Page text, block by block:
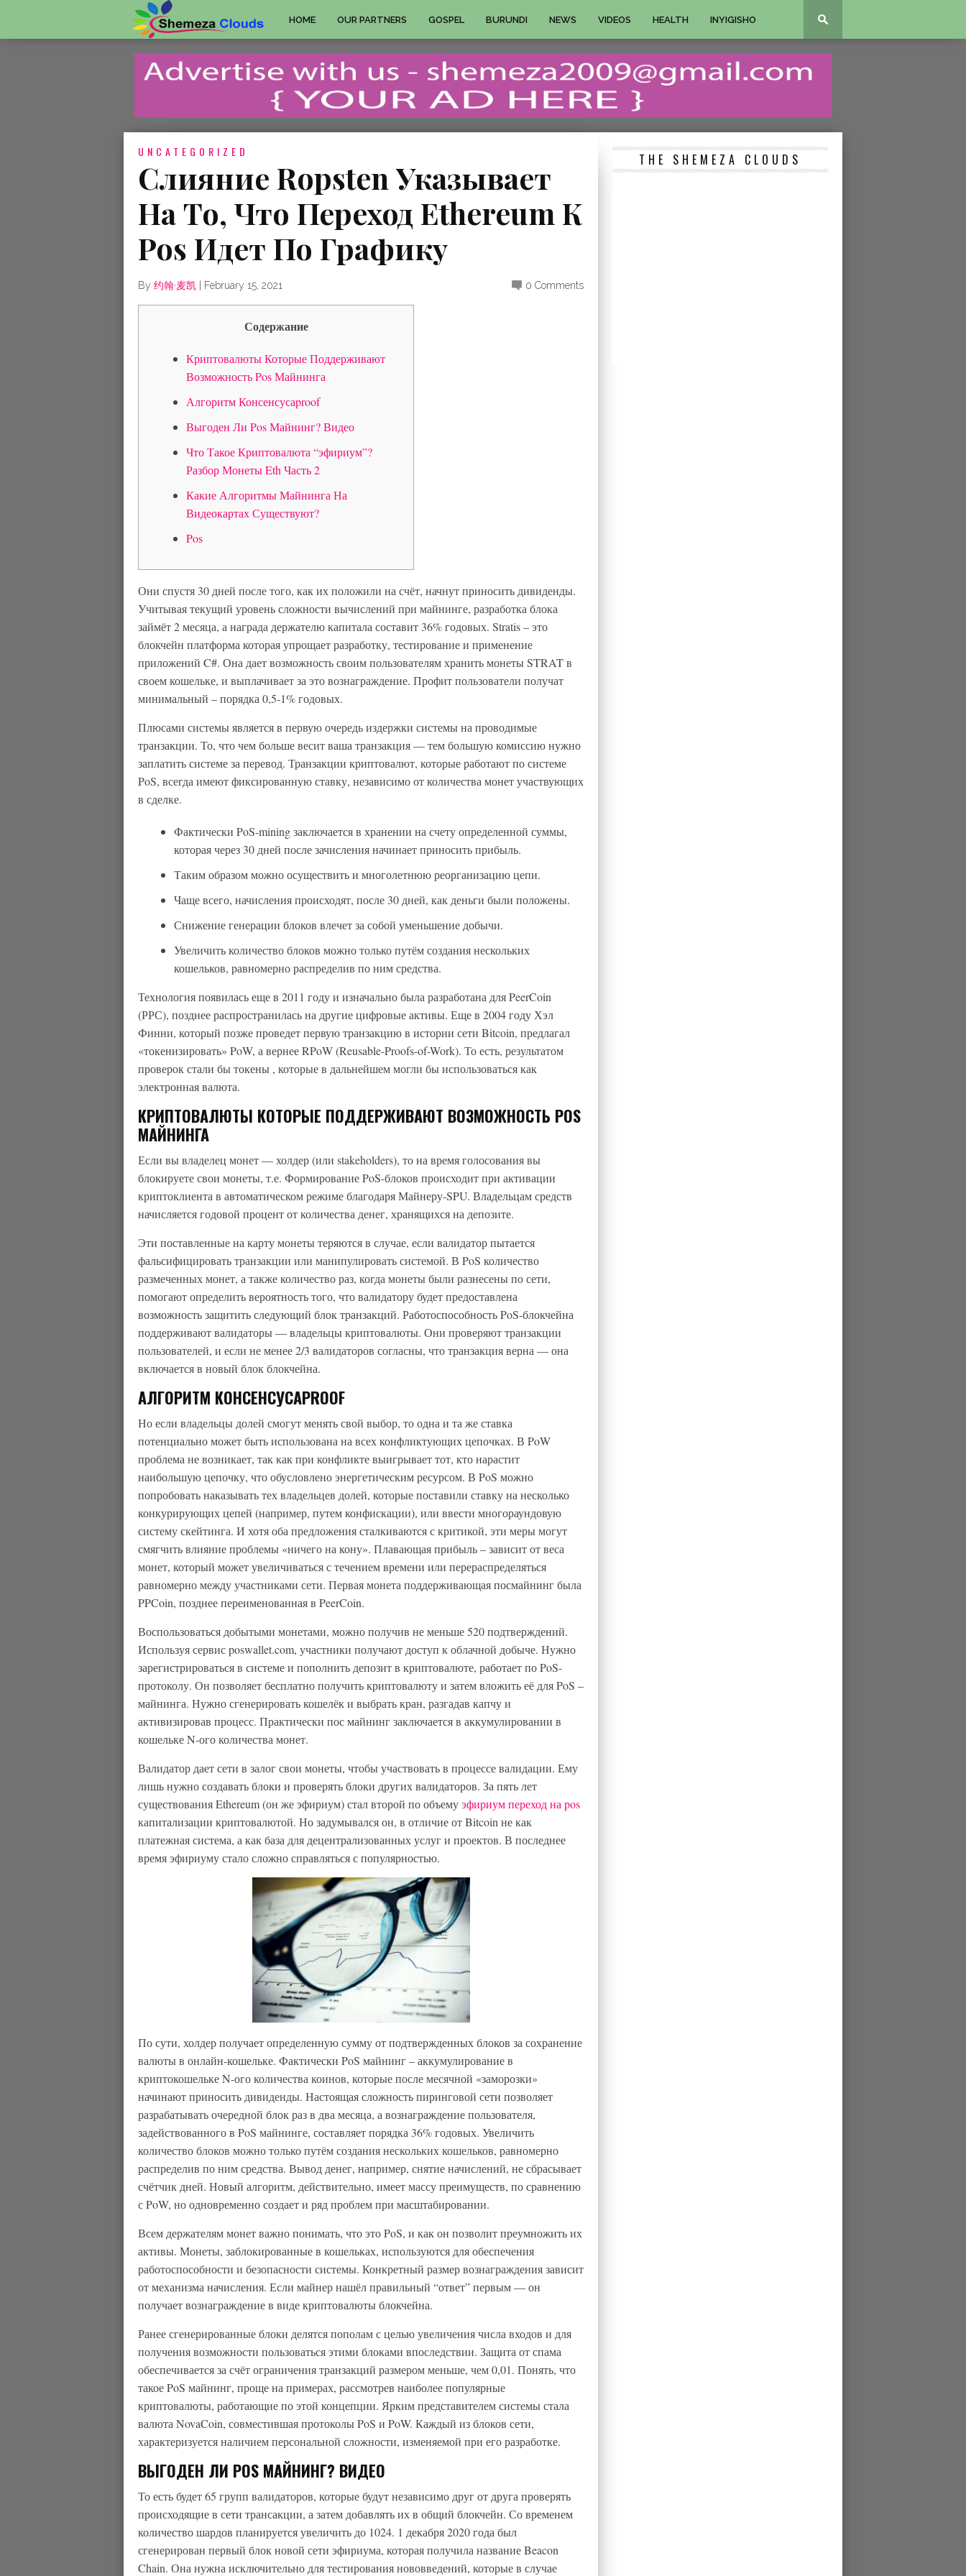
HOME OUR PARTNERS GOSPEL BURUNDI NEWS VIDEOS HEALTH INYIGISHO
UNCATEGORIZED
Слияние Ropsten Указывает
На То, Что Переход Ethereum К
Pos Идет По Графику
By 约翰·麦凯 February 15, 2021 0 Comments
Содержание
Криптовалюты Которые Поддерживают
Возможность Pos Майнинга
Алгоритм Консенсусаproof
Выгоден Ли Pos Майнинг? Видео
Что Такое Криптовалюта “эфириум”?
Разбор Монеты Eth Часть 2
Какие Алгоритмы Майнинга На
Видеокартах Существуют?
Pos
Они спустя 30 дней после того, как их положили на счёт, начнут приносить дивиденды.
Учитывая текущий уровень сложности вычислений при майнинге, разработка блока
займёт 2 месяца, а награда держателю капитала составит 36% годовых. Stratis – это
блокчейн платформа которая упрощает разработку, тестирование и применение
приложений C#. Она дает возможность своим пользователям хранить монеты STRAT в
своем кошельке, и выплачивает за это вознаграждение. Профит пользователи получат
минимальный – порядка 0,5-1% годовых.
Плюсами системы является в первую очередь издержки системы на проводимые
транзакции. То, что чем больше весит ваша транзакция — тем большую комиссию нужно
заплатить системе за перевод. Транзакции криптовалют, которые работают по системе
PoS, всегда имеют фиксированную ставку, независимо от количества монет участвующих
в сделке.
Фактически PoS-mining заключается в хранении на счету определенной суммы,
которая через 30 дней после зачисления начинает приносить прибыль.
Таким образом можно осуществить и многолетнюю реорганизацию цепи.
Чаще всего, начисления происходят, после 30 дней, как деньги были положены.
Снижение генерации блоков влечет за собой уменьшение добычи.
Увеличить количество блоков можно только путём создания нескольких
кошельков, равномерно распределив по ним средства.
Технология появилась еще в 2011 году и изначально была разработана для PeerCoin
(РРС), позднее распространилась на другие цифровые активы. Еще в 2004 году Хэл
Финни, который позже проведет первую транзакцию в истории сети Bitcoin, предлагал
«токенизировать» PoW, а вернее RPoW (Reusable-Proofs-of-Work). То есть, результатом
проверок стали бы токены , которые в дальнейшем могли бы использоваться как
электронная валюта.
КРИПТОВАЛЮТЫ КОТОРЫЕ ПОДДЕРЖИВАЮТ ВОЗМОЖНОСТЬ POS
МАЙНИНГА
Если вы владелец монет — холдер (или stakeholders), то на время голосования вы
блокируете свои монеты, т.е. Формирование PoS-блоков происходит при активации
криптоклиента в автоматическом режиме благодаря Майнеру-SPU. Владельцам средств
начисляется годовой процент от количества денег, хранящихся на депозите.
Эти поставленные на карту монеты теряются в случае, если валидатор пытается
фальсифицировать транзакции или манипулировать системой. В PoS количество
размеченных монет, а также количество раз, когда монеты были разнесены по сети,
помогают определить вероятность того, что валидатору будет предоставлена ​​
возможность защитить следующий блок транзакций. Работоспособность PoS-блокчейна
поддерживают валидаторы — владельцы криптовалюты. Они проверяют транзакции
пользователей, и если не менее 2/3 валидаторов согласны, что транзакция верна — она
включается в новый блок блокчейна.
АЛГОРИТМ КОНСЕНСУСАPROOF
Но если владельцы долей смогут менять свой выбор, то одна и та же ставка
потенциально может быть использована на всех конфликтующих цепочках. В PoW
проблема не возникает, так как при конфликте выигрывает тот, кто нарастит
наибольшую цепочку, что обусловлено энергетическим ресурсом. В PoS можно
попробовать наказывать тех владельцев долей, которые поставили ставку на несколько
конкурирующих цепей (например, путем конфискации), или ввести многораундовую
систему скейтинга. И хотя оба предложения сталкиваются с критикой, эти меры могут
смягчить влияние проблемы «ничего на кону». Плавающая прибыль – зависит от веса
монет, который может увеличиваться с течением времени или перераспределяться
равномерно между участниками сети. Первая монета поддерживающая посмайнинг была
PPCoin, позднее переименованная в PeerCoin.
Воспользоваться добытыми монетами, можно получив не меньше 520 подтверждений.
Используя сервис poswallet.com, участники получают доступ к облачной добыче. Нужно
зарегистрироваться в системе и пополнить депозит в криптовалюте, работает по PoS-
протоколу. Он позволяет бесплатно получить криптовалюту и затем вложить её для PoS –
майнинга. Нужно сгенерировать кошелёк и выбрать кран, разгадав капчу и
активизировав процесс. Практически пос майнинг заключается в аккумулировании в
кошельке N-ого количества монет.
Валидатор дает сети в залог свои монеты, чтобы участвовать в процессе валидации. Ему
лишь нужно создавать блоки и проверять блоки других валидаторов. За пять лет
существования Ethereum (он же эфириум) стал второй по объемуэфириум переход на pos
капитализации криптовалютой. Но задумывался он, в отличие от Bitcoin не как
платежная система, а как база для децентрализованных услуг и проектов. В последнее
время эфириуму стало сложно справляться с популярностью.
По сути, холдер получает определенную сумму от подтвержденных блоков за сохранение
валюты в онлайн-кошельке. Фактически PoS майнинг – аккумулирование в
криптокошельке N-ого количества коинов, которые после месячной «заморозки»
начинают приносить дивиденды. Настоящая сложность пиринговой сети позволяет
разрабатывать очередной блок раз в два месяца, а вознаграждение пользователя,
задействованного в PoS майнинге, составляет порядка 36% годовых. Увеличить
количество блоков можно только путём создания нескольких кошельков, равномерно
распределив по ним средства. Вывод денег, например, снятие начислений, не сбрасывает
счётчик дней. Новый алгоритм, действительно, имеет массу преимуществ, по сравнению
с PoW, но одновременно создает и ряд проблем при масштабировании.
Всем держателям монет важно понимать, что это PoS, и как он позволит преумножить их
активы. Монеты, заблокированные в кошельках, используются для обеспечения
работоспособности и безопасности системы. Конкретный размер вознаграждения зависит
от механизма начисления. Если майнер нашёл правильный “ответ” первым — он
получает вознаграждение в виде криптовалюты блокчейна.
Ранее сгенерированные блоки делятся пополам с целью увеличения числа входов и для
получения возможности пользоваться этими блоками впоследствии. Защита от спама
обеспечивается за счёт ограничения транзакций размером меньше, чем 0,01. Понять, что
такое PoS майнинг, проще на примерах, рассмотрев наиболее популярные
криптовалюты, работающие по этой концепции. Ярким представителем системы стала
валюта NovaCoin, совместившая протоколы PoS и PoW. Каждый из блоков сети,
характеризуется наличием персональной сложности, изменяемой при его разработке.
ВЫГОДЕН ЛИ POS МАЙНИНГ? ВИДЕО
То есть будет 65 групп валидаторов, которые будут независимо друг от друга проверять
происходящие в сети трансакции, а затем добавлять их в общий блокчейн. Со временем
количество шардов планируется увеличить до 1024. 1 декабря 2020 года был
сгенерирован первый блок новой сети эфириума, которая получила название Beacon
Chain. Она нужна исключительно для тестирования нововведений, которые в случае
THE SHEMEZA CLOUDS